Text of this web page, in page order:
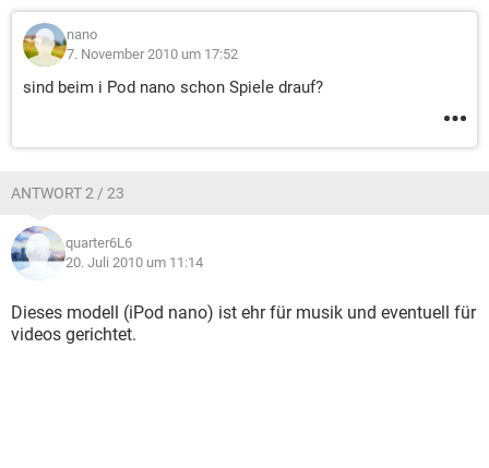
nano
7. November 2010 um 17:52
sind beim i Pod nano schon Spiele drauf?
ANTWORT 2 / 23
quarter6L6
20. Juli 2010 um 11:14
Dieses modell (iPod nano) ist ehr für musik und eventuell für
videos gerichtet.